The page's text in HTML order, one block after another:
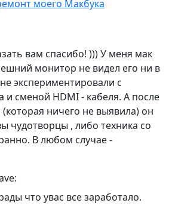
моего Макбука
вам спасибо! ))) У меня мак
монитор не видел его ни в
экспериментировали с
и сменой HDMI - кабеля. А после
ничего не выявила) он
чудотворцы , либо техника со
В любом случае -
что увас все заработало.